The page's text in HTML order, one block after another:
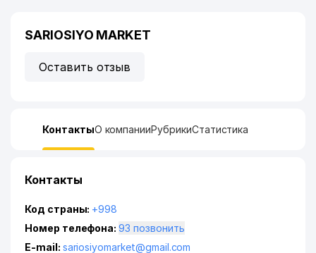
SARIOSIYO MARKET
Оставить отзыв
КонтактыО компанииРубрикиСтатистика
Контакты
Код страны: +998
Номер телефона:
93 позвонить
E-mail: sariosiyomarket@gmail.com